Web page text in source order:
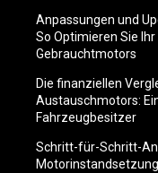
Anpassungen und
So Optimieren Sie
Gebrauchtmotors
Die finanziellen
Austauschmotors:
Fahrzeugbesitzer
Schritt-für-Schritt-